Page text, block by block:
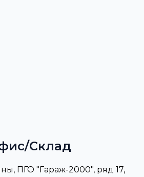
Склад
ПГО "Гараж-2000", ряд 17,